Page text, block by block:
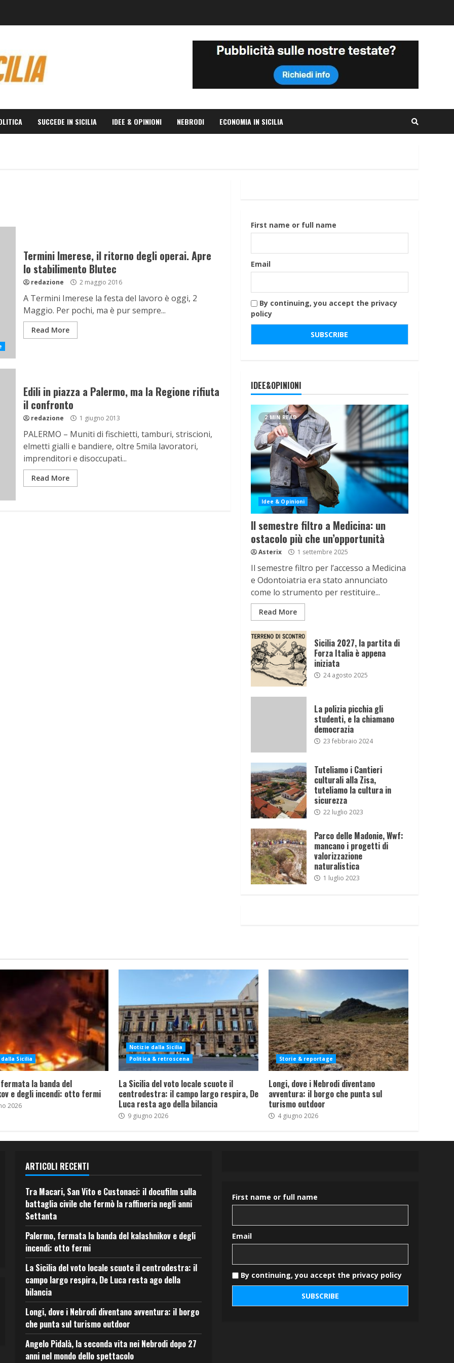
SUCCEDE IN SICILIA IDEE & OPINIONI NEBRODI ECONOMIA IN SICILIA
Termini Imerese, il ritorno degli operai. Apre
lo stabilimento Blutec
redazione 2 maggio 2016
A Termini Imerese la festa del lavoro è oggi, 2
Maggio. Per pochi, ma è pur sempre...
Read More
Edili in piazza a Palermo, ma la Regione rifiuta
il confronto
redazione 1 giugno 2013
PALERMO – Muniti di fischietti, tamburi, striscioni,
elmetti gialli e bandiere, oltre 5mila lavoratori,
imprenditori e disoccupati...
Read More
First name or full name
Email
By continuing, you accept the privacy
policy
IDEE&OPINIONI
2 MIN READ
Idee & Opinioni
Il semestre filtro a Medicina: un
ostacolo più che un’opportunità
Asterix 1 settembre 2025
Il semestre filtro per l’accesso a Medicina
e Odontoiatria era stato annunciato
come lo strumento per restituire...
Read More
Sicilia 2027, la partita di
Forza Italia è appena
iniziata
24 agosto 2025
La polizia picchia gli
studenti, e la chiamano
democrazia
23 febbraio 2024
Tuteliamo i Cantieri
culturali alla Zisa,
tuteliamo la cultura in
sicurezza
22 luglio 2023
Parco delle Madonie, Wwf:
mancano i progetti di
valorizzazione
naturalistica
1 luglio 2023
Sicilia
la banda del
e degli incendi: otto fermi
2026
Notizie dalla Sicilia
Politica & retroscena
La Sicilia del voto locale scuote il
centrodestra: il campo largo respira, De
Luca resta ago della bilancia
9 giugno 2026
Storie & reportage
Longi, dove i Nebrodi diventano
avventura: il borgo che punta sul
turismo outdoor
4 giugno 2026
ARTICOLI RECENTI
Tra Macari, San Vito e Custonaci: il docufilm sulla
battaglia civile che fermò la raffineria negli anni
Settanta
Palermo, fermata la banda del kalashnikov e degli
incendi: otto fermi
La Sicilia del voto locale scuote il centrodestra: il
campo largo respira, De Luca resta ago della
bilancia
Longi, dove i Nebrodi diventano avventura: il borgo
che punta sul turismo outdoor
Angelo Pidalà, la seconda vita nei Nebrodi dopo 27
anni nel mondo dello spettacolo
First name or full name
Email
By continuing, you accept the privacy policy